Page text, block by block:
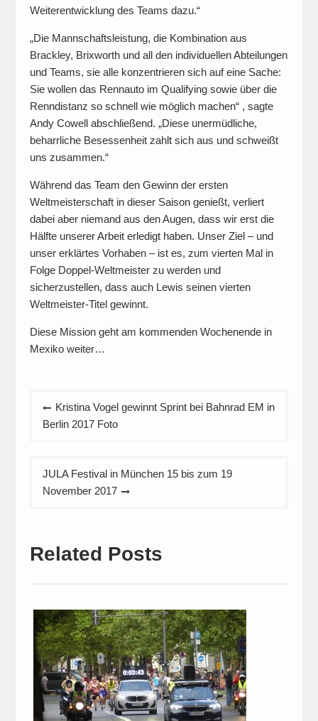
Weiterentwicklung des Teams dazu.“
„Die Mannschaftsleistung, die Kombination aus
Brackley, Brixworth und all den individuellen Abteilungen
und Teams, sie alle konzentrieren sich auf eine Sache:
Sie wollen das Rennauto im Qualifying sowie über die
Renndistanz so schnell wie möglich machen“ , sagte
Andy Cowell abschließend. „Diese unermüdliche,
beharrliche Besessenheit zahlt sich aus und schweißt
uns zusammen.“
Während das Team den Gewinn der ersten
Weltmeisterschaft in dieser Saison genießt, verliert
dabei aber niemand aus den Augen, dass wir erst die
Hälfte unserer Arbeit erledigt haben. Unser Ziel – und
unser erklärtes Vorhaben – ist es, zum vierten Mal in
Folge Doppel-Weltmeister zu werden und
sicherzustellen, dass auch Lewis seinen vierten
Weltmeister-Titel gewinnt.
Diese Mission geht am kommenden Wochenende in
Mexiko weiter…
Beitragsnavigation
Kristina Vogel gewinnt Sprint bei Bahnrad EM in
Berlin 2017 Foto
JULA Festival in München 15 bis zum 19
November 2017
Related Posts